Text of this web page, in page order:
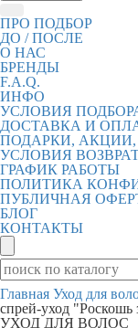
ПРО ПОДБОР
ДО / ПОСЛЕ
О НАС
БРЕНДЫ
F.A.Q.
ИНФО
УСЛОВИЯ
ДОСТАВКА И
ПОДАРКИ,
УСЛОВИЯ
ГРАФИК РАБОТЫ
ПОЛИТИКА
ПУБЛИЧНАЯ
БЛОГ
КОНТАКТЫ
Главная Уход для
спрей-уход "Роскошь
УХОД ДЛЯ ВОЛОС